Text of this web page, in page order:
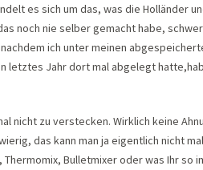
es sich um das, was die Holländer
noch nie selber gemacht habe,
ich unter meinen
letztes Jahr dort mal abgelegt
nicht zu verstecken. Wirklich keine
das kann man ja eigentlich nicht
Bulletmixer oder was Ihr so